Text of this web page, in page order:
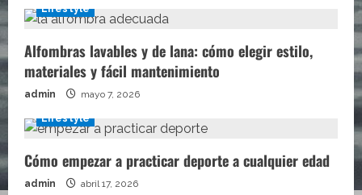
Lifestyle
Alfombras lavables y de lana: cómo elegir estilo,
materiales y fácil mantenimiento
admin mayo 7, 2026
Lifestyle
Cómo empezar a practicar deporte a cualquier edad
admin abril 17, 2026